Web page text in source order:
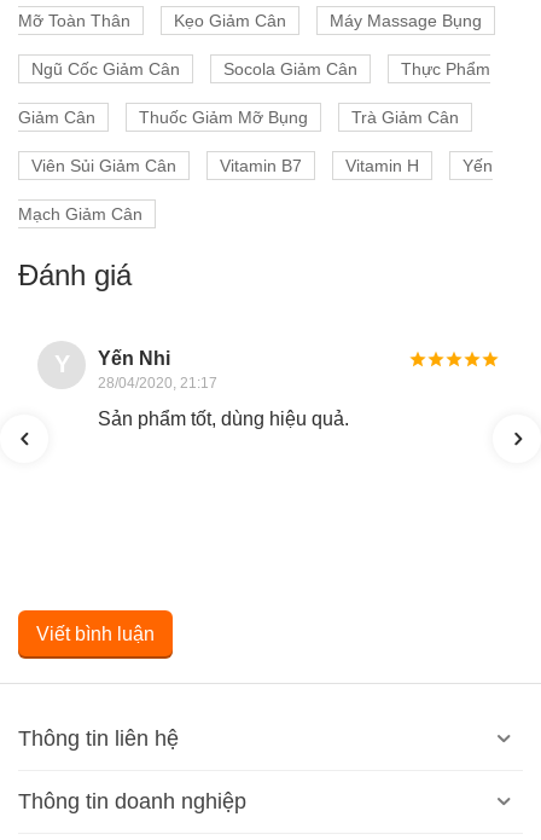
Mỡ Toàn Thân Kẹo Giảm Cân Máy Massage Bụng
Ngũ Cốc Giảm Cân Socola Giảm Cân Thực Phẩm
Giảm Cân Thuốc Giảm Mỡ Bụng Trà Giảm Cân
Viên Sủi Giảm Cân Vitamin B7 Vitamin H Yến
Mạch Giảm Cân
Đánh giá
Y Yến Nhi
28/04/2020, 21:17
Sản phẩm tốt, dùng hiệu quả.
Viết bình luận
Thông tin liên hệ
Thông tin doanh nghiệp